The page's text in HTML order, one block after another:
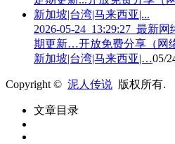
2026-05-24_13:29:27_最新
期更新…开放免费分享（网
新加坡|台湾|马来西亚|…05/
Copyright © 泥人传说 版权所有.
文章目录